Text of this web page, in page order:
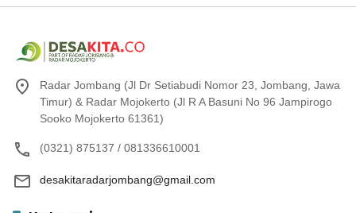
Radar Jombang (Jl Dr Setiabudi Nomor 23, Jombang, Jawa
Timur) & Radar Mojokerto (Jl R A Basuni No 96 Jampirogo
Sooko Mojokerto 61361)
(0321) 875137 / 081336610001
desakitaradarjombang@gmail.com